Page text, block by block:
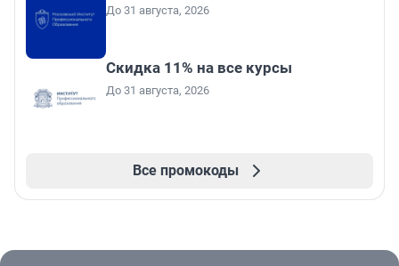
До 31 августа, 2026
Скидка 11% на все курсы
До 31 августа, 2026
Все промокоды